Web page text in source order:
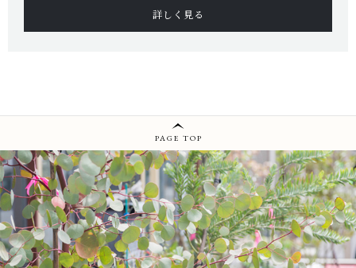
お問い合わせ
詳しく見る
PAGE TOP